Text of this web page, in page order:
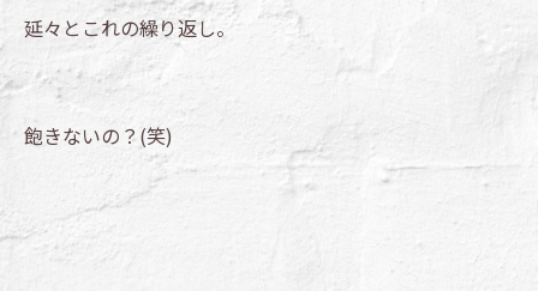
延々とこれの繰り返し。
飽きないの？(笑)